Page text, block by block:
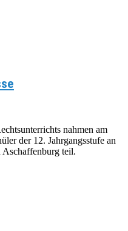
nahmen am
der 12. Jahrgangsstufe an
Aschaffenburg teil.